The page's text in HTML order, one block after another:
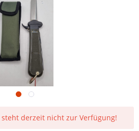
derzeit nicht zur Verfügung!